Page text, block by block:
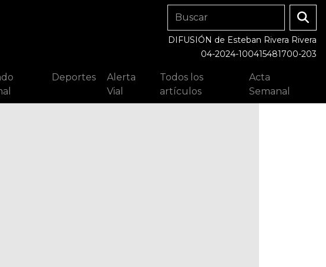
DIFUSIÓN de Esteban Rivera Rivera
04-2024-100415481700-203
Deportes
Alerta
Vial
Todos los
artículos
Acta
Semanal